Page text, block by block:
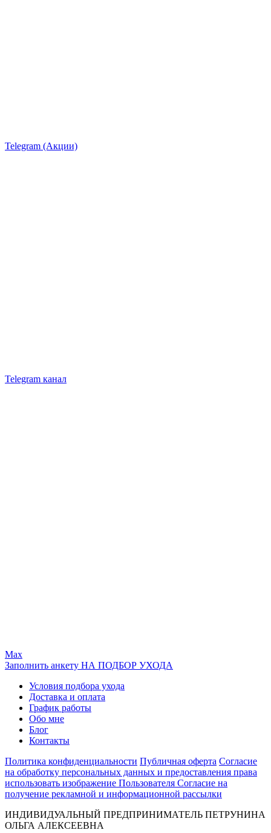
Telegram (Акции)
Telegram канал
Max
Заполнить анкету НА ПОДБОР УХОДА
Условия подбора ухода
Доставка и оплата
График работы
Обо мне
Блог
Контакты
Политика конфиденциальности Публичная оферта Согласие
на обработку персональных данных и предоставления права
использовать изображение Пользователя Согласие на
получение рекламной и информационной рассылки
ИНДИВИДУАЛЬНЫЙ ПРЕДПРИНИМАТЕЛЬ ПЕТРУНИНА
ОЛЬГА АЛЕКСЕЕВНА